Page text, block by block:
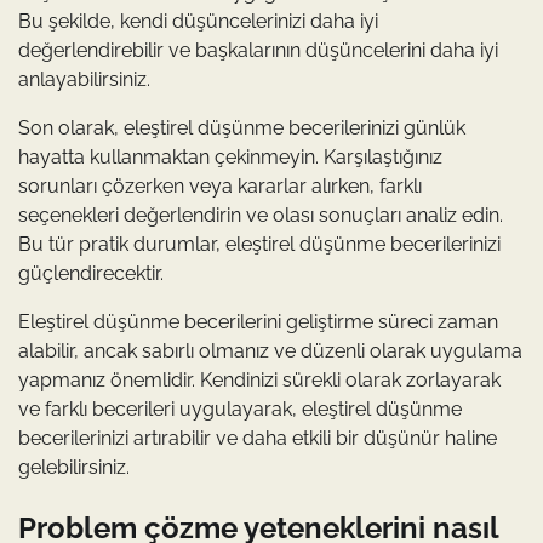
Bu şekilde, kendi düşüncelerinizi daha iyi
değerlendirebilir ve başkalarının düşüncelerini daha iyi
anlayabilirsiniz.
Son olarak, eleştirel düşünme becerilerinizi günlük
hayatta kullanmaktan çekinmeyin. Karşılaştığınız
sorunları çözerken veya kararlar alırken, farklı
seçenekleri değerlendirin ve olası sonuçları analiz edin.
Bu tür pratik durumlar, eleştirel düşünme becerilerinizi
güçlendirecektir.
Eleştirel düşünme becerilerini geliştirme süreci zaman
alabilir, ancak sabırlı olmanız ve düzenli olarak uygulama
yapmanız önemlidir. Kendinizi sürekli olarak zorlayarak
ve farklı becerileri uygulayarak, eleştirel düşünme
becerilerinizi artırabilir ve daha etkili bir düşünür haline
gelebilirsiniz.
Problem çözme yeteneklerini nasıl